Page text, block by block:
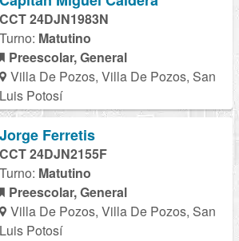
CCT 24DJN1983N
Turno: Matutino
Preescolar, General
Villa De Pozos, Villa De Pozos, San
Luis Potosí
Jorge Ferretis
CCT 24DJN2155F
Turno: Matutino
Preescolar, General
Villa De Pozos, Villa De Pozos, San
Luis Potosí